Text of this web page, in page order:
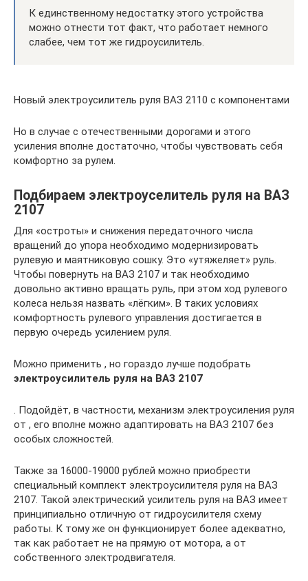
К единственному недостатку этого устройства
можно отнести тот факт, что работает немного
слабее, чем тот же гидроусилитель.
Новый электроусилитель руля ВАЗ 2110 с компонентами
Но в случае с отечественными дорогами и этого
усиления вполне достаточно, чтобы чувствовать себя
комфортно за рулем.
Подбираем электроуселитель руля на ВАЗ
2107
Для «остроты» и снижения передаточного числа
вращений до упора необходимо модернизировать
рулевую и маятниковую сошку. Это «утяжеляет» руль.
Чтобы повернуть на ВАЗ 2107 и так необходимо
довольно активно вращать руль, при этом ход рулевого
колеса нельзя назвать «лёгким». В таких условиях
комфортность рулевого управления достигается в
первую очередь усилением руля.
Можно применить , но гораздо лучше подобрать
электроусилитель руля на ВАЗ 2107
. Подойдёт, в частности, механизм электроусиления руля
от , его вполне можно адаптировать на ВАЗ 2107 без
особых сложностей.
Также за 16000-19000 рублей можно приобрести
специальный комплект электроусилителя руля на ВАЗ
2107. Такой электрический усилитель руля на ВАЗ имеет
принципиально отличную от гидроусилителя схему
работы. К тому же он функционирует более адекватно,
так как работает не на прямую от мотора, а от
собственного электродвигателя.